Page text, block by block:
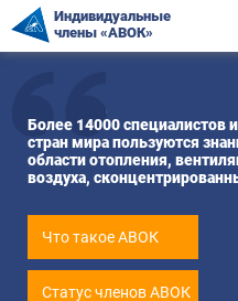
Индивидуальные
члены «АВОК»
Более 14000 специалистов
стран мира пользуются
области отопления,
воздуха,
Что такое АВОК
Статус членов АВОК